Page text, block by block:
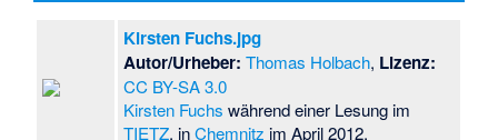
Kirsten Fuchs.jpg
Autor/Urheber: Thomas Holbach, Lizenz:
CC BY-SA 3.0
Kirsten Fuchs während einer Lesung im
TIETZ, inChemnitz im April 2012.